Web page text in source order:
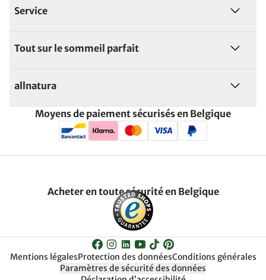
Service
Tout sur le sommeil parfait
allnatura
Moyens de paiement sécurisés en Belgique
Acheter en toute sécurité en Belgique
Mentions légalesProtection des donnéesConditions générales
Paramètres de sécurité des données